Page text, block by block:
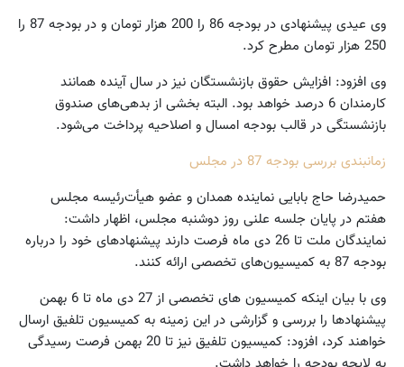
وی عیدی پیشنهادی در بودجه 86 را 200 هزار تومان و در بودجه 87 را
250 هزار تومان مطرح کرد.
وی افزود: افزایش حقوق بازنشستگان نیز در سال آینده همانند
کارمندان 6 درصد خواهد بود. البته بخشی از بدهی‌های صندوق
بازنشستگی در قالب بودجه امسال و اصلاحیه پرداخت می‌شود.
زمانبندی بررسی بودجه 87 در مجلس
حمیدرضا حاج بابایی نماینده همدان و عضو هیأت‌رئیسه مجلس
هفتم در پایان جلسه علنی روز دوشنبه مجلس، اظهار داشت:
نمایندگان ملت تا 26 دی ماه فرصت دارند پیشنهادهای خود را درباره
بودجه 87 به کمیسیون‌های تخصصی ارائه کنند.
وی با بیان اینکه کمیسیون های تخصصی از 27 دی ماه تا 6 بهمن
پیشنهادها را بررسی و گزارشی در این زمینه به کمیسیون تلفیق ارسال
خواهند کرد، افزود: کمیسیون تلفیق نیز تا 20 بهمن فرصت رسیدگی